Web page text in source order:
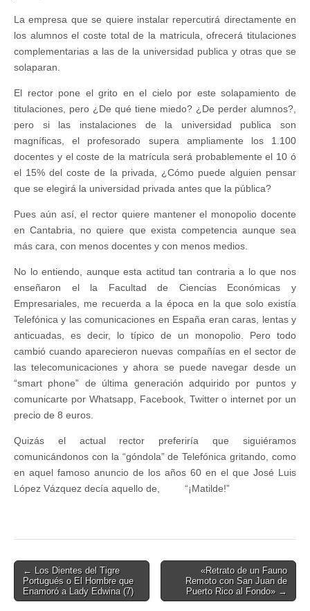
La empresa que se quiere instalar repercutirá directamente en
los alumnos el coste total de la matricula, ofrecerá titulaciones
complementarias a las de la universidad publica y otras que se
solaparan.
El rector pone el grito en el cielo por este solapamiento de
titulaciones, pero ¿De qué tiene miedo? ¿De perder alumnos?,
pero si las instalaciones de la universidad publica son
magníficas, el profesorado supera ampliamente los 1.100
docentes y el coste de la matrícula será probablemente el 10 ó
el 15% del coste de la privada, ¿Cómo puede alguien pensar
que se elegirá la universidad privada antes que la pública?
Pues aún así, el rector quiere mantener el monopolio docente
en Cantabria, no quiere que exista competencia aunque sea
más cara, con menos docentes y con menos medios.
No lo entiendo, aunque esta actitud tan contraria a lo que nos
enseñaron el la Facultad de Ciencias Económicas y
Empresariales, me recuerda a la época en la que solo existía
Telefónica y las comunicaciones en España eran caras, lentas y
anticuadas, es decir, lo típico de un monopolio. Pero todo
cambió cuando aparecieron nuevas compañías en el sector de
las telecomunicaciones y ahora se puede navegar desde un
“smart phone” de última generación adquirido por puntos y
comunicarte por Whatsapp, Facebook, Twitter o internet por un
precio de 8 euros.
Quizás el actual rector preferiría que siguiéramos
comunicándonos con la “góndola” de Telefónica gritando, como
en aquel famoso anuncio de los años 60 en el que José Luis
López Vázquez decía aquello de, “¡Matilde!”
Post
navigation
← Los Dientes del Tigre
Portugués o El Hombre que
Enamoró a Lady Edwina (7)
«Retrato de un Fauno
Remoto con San Juan de
Puerto Rico al Fondo» →